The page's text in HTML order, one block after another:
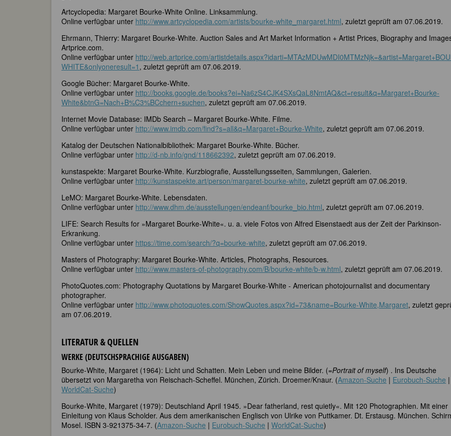
Artcyclopedia: Margaret Bourke-White Online. Linksammlung.
Online verfügbar unter http://www.artcyclopedia.com/artists/bourke-white_margaret.html, zuletzt geprüft am 07.06.2019.
Ehrmann, Thierry: Margaret Bourke-White. Auction Sales and Art Market Information + Artist Prices, Biography and
Artprice.com.
Online verfügbar unter http://web.artprice.com/
WHITE&onlyoneresult=1 , zuletzt geprüft am 07.06.2019.
Google Bücher: Margaret Bourke-White.
Online verfügbar unter http://books.google.de/books?ei=Na6zS4CJK4SXsQaL8NmtAQ&ct=result&q=Margaret+Bourke-
White&btnG=Nach+B%C3%BCchern+suchen, zuletzt geprüft am 07.06.2019.
Internet Movie Database: IMDb Search – Margaret Bourke-White. Filme.
Online verfügbar unter http://www.imdb.com/find?s=all&q=Margaret+Bourke-White, zuletzt geprüft am 07.06.2019.
Katalog der Deutschen Nationalbibliothek: Margaret Bourke-White. Bücher.
Online verfügbar unter http://d-nb.info/gnd/118662392, zuletzt geprüft am 07.06.2019.
kunstaspekte: Margaret Bourke-White. Kurzbiografie, Ausstellungsseiten, Sammlungen, Galerien.
Online verfügbar unter http://kunstaspekte.art/person/margaret-bourke-white, zuletzt geprüft am 07.06.2019.
LeMO: Margaret Bourke-White. Lebensdaten.
Online verfügbar unter http://www.dhm.de/ausstellungen/endeanf/bourke_bio.html, zuletzt geprüft am 07.06.2019.
LIFE: Search Results for »Margaret Bourke-White«. u. a. viele Fotos von Alfred Eisenstaedt aus der Zeit der Parkinson-
Erkrankung.
Online verfügbar unter https://time.com/search/?q=bourke-white, zuletzt geprüft am 07.06.2019.
Masters of Photography: Margaret Bourke-White. Articles, Photographs, Resources.
Online verfügbar unter http://www.masters-of-photography.com/B/bourke-white/b-w.html, zuletzt geprüft am 07.06.2019.
PhotoQuotes.com: Photography Quotations by Margaret Bourke-White - American photojournalist and documentary
photographer.
Online verfügbar unter http://www.photoquotes.com/ShowQuotes.aspx?id=73&name=Bourke-White,Margaret, zuletzt
am 07.06.2019.
LITERATUR & QUELLEN
WERKE (DEUTSCHSPRACHIGE AUSGABEN)
Bourke-White, Margaret (1964): Licht und Schatten. Mein Leben und meine Bilder. (=Portrait of myself) . Ins Deutsche
übersetzt von Margaretha von Reischach-Scheffel. München, Zürich. Droemer/Knaur. (Amazon-Suche | Eurobuch-Suche |
WorldCat-Suche)
Bourke-White, Margaret (1979): Deutschland April 1945. »Dear fatherland, rest quietly«. Mit 120 Photographien. Mit einer
Einleitung von Klaus Scholder. Aus dem amerikanischen Englisch von Ulrike von Puttkamer. Dt. Erstausg. München.
Mosel. ISBN 3-921375-34-7. (Amazon-Suche | Eurobuch-Suche | WorldCat-Suche)